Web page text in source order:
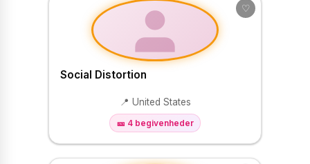
Social Distortion
📍 United States
🎫 4 begivenheder
♡